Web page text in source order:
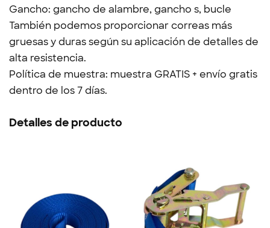
Gancho: gancho de alambre, gancho s, bucle
También podemos proporcionar correas más
gruesas y duras según su aplicación de detalles de
alta resistencia.
Política de muestra: muestra GRATIS + envío gratis
dentro de los 7 días.
Detalles de producto